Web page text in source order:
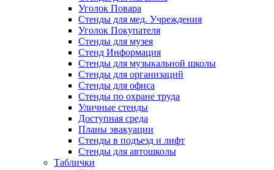
Уголок Повара
Стенды для мед. Учреждения
Уголок Покупателя
Стенды для музея
Стенд Информация
Стенды для музыкальной школы
Стенды для организаций
Стенды для офиса
Стенды по охране труда
Уличные стенды
Доступная среда
Планы эвакуации
Стенды в подъезд и лифт
Стенды для автошколы
Таблички